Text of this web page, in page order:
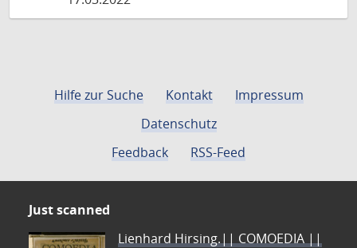
Hilfe zur Suche Kontakt
Impressum
Datenschutz
Feedback
RSS-Feed
Just scanned
Lienhard Hirsing.|| COMOEDIA ||